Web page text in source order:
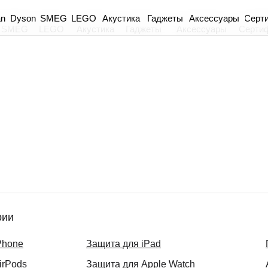
Аксессуары
Гаджеты
Акустика
Dyson LEGO
SMEG
Защита для iPad
Защита для Apple Watch